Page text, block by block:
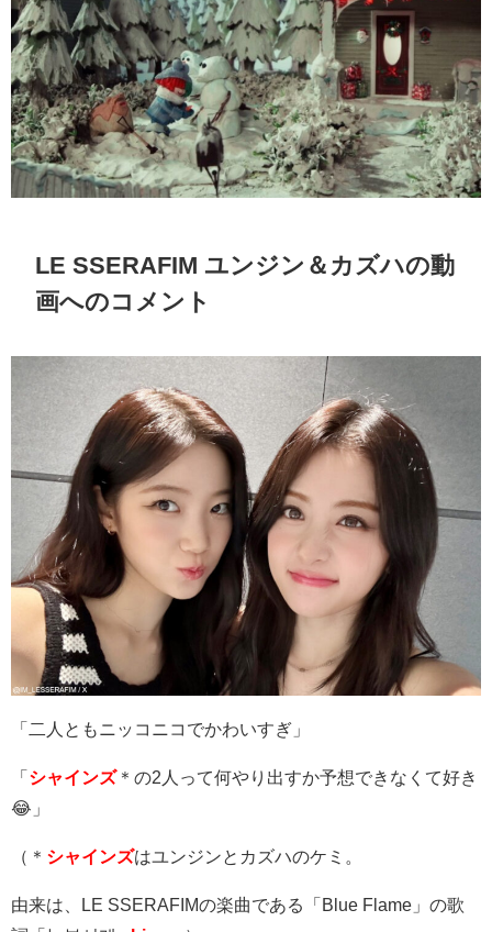
LE SSERAFIM ユンジン＆カズハの動
画へのコメント
「二人ともニッコニコでかわいすぎ」
「シャインズ＊の2 人って何やり出すか予想できなくて好き
😂」
（＊ シャインズはユンジンとカズハのケミ。
由来は、 LE SSERAFIMの楽曲である「Blue Flame 」の歌